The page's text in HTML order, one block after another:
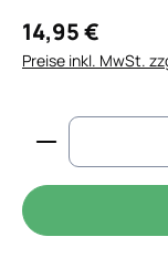
14,95 €
Preise inkl. MwSt.
Produkt